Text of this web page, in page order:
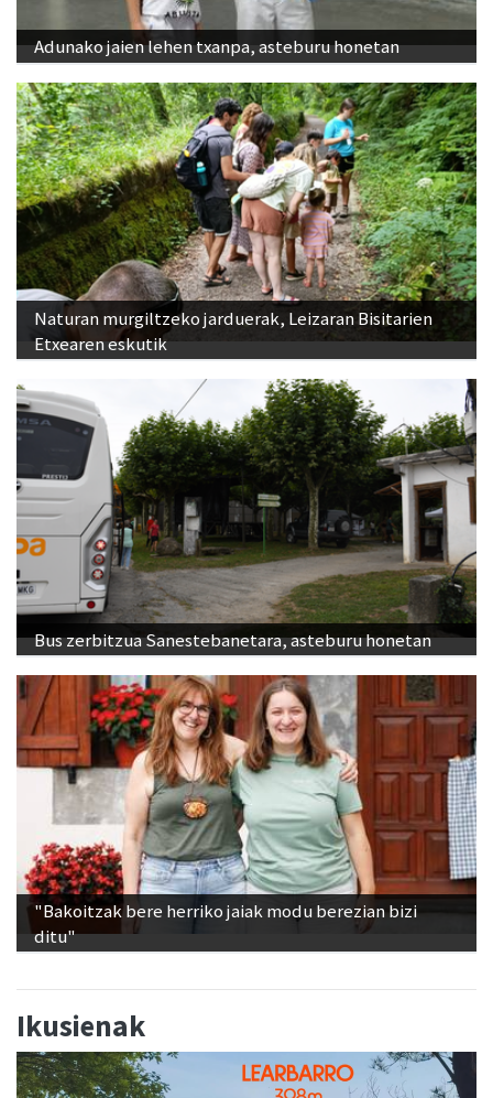
Adunako jaien lehen txanpa, asteburu honetan
Naturan murgiltzeko jarduerak, Leizaran Bisitarien
Etxearen eskutik
Bus zerbitzua Sanestebanetara, asteburu honetan
"Bakoitzak bere herriko jaiak modu berezian bizi
ditu"
Ikusienak